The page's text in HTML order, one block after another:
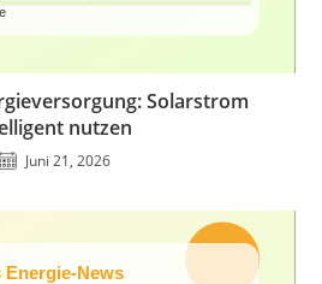
Solarstrom
nutzen
Juni 21, 2026